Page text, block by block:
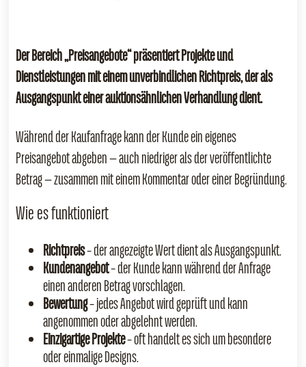
Der Bereich „Preisangebote“ präsentiert Projekte und
Dienstleistungen mit einem unverbindlichen Richtpreis, der als
Ausgangspunkt einer auktionsähnlichen Verhandlung dient.
Während der Kaufanfrage kann der Kunde ein eigenes
Preisangebot abgeben — auch niedriger als der veröffentlichte
Betrag — zusammen mit einem Kommentar oder einer Begründung.
Wie es funktioniert
Richtpreis– der angezeigte Wert dient als Ausgangspunkt.
Kundenangebot– der Kunde kann während der Anfrage
einen anderen Betrag vorschlagen.
Bewertung– jedes Angebot wird geprüft und kann
angenommen oder abgelehnt werden.
Einzigartige Projekte– oft handelt es sich um besondere
oder einmalige Designs.